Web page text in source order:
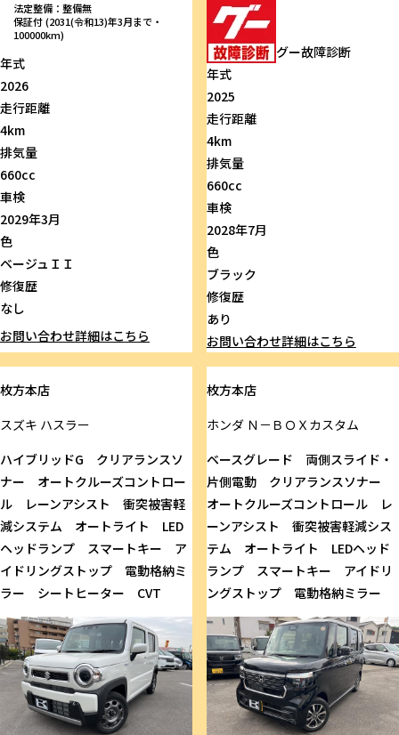
法定整備：整備無
保証付 (2031(令和13)年3月まで・
100000km)
年式
2026
走行距離
4km
排気量
660cc
車検
2029年3月
色
ベージュＩＩ
修復歴
なし
お問い合わせ詳細はこちら
グー故障診断
年式
2025
走行距離
4km
排気量
660cc
車検
2028年7月
色
ブラック
修復歴
あり
お問い合わせ詳細はこちら
枚方本店
スズキ ハスラー
ハイブリッドG クリアランスソ
ナー オートクルーズコントロー
ル レーンアシスト 衝突被害軽
減システム オートライト LED
ヘッドランプ スマートキー ア
イドリングストップ 電動格納ミ
ラー シートヒーター CVT
枚方本店
ホンダＮ－ＢＯＸカスタム
ベースグレード 両側スライド・
片側電動 クリアランスソナー
オートクルーズコントロール レ
ーンアシスト 衝突被害軽減シス
テム オートライト LEDヘッド
ランプ スマートキー アイドリ
ングストップ 電動格納ミラー